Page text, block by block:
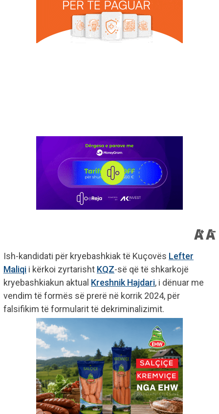
Ish-kandidati për kryebashkiak të Kuçovës Lefter
Maliqi i kërkoi zyrtarisht KQZ-së që të shkarkojë
kryebashkiakun aktual Kreshnik Hajdari, i dënuar me
vendim të formës së prerë në korrik 2024, për
falsifikim të formularit të dekriminalizimit.